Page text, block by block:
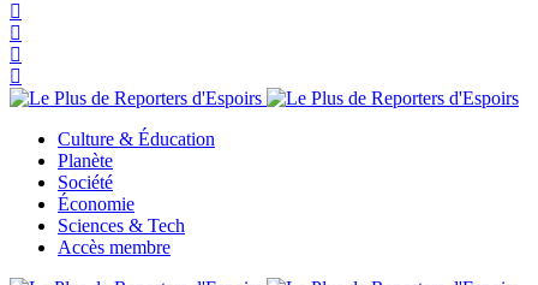
Culture & Éducation
Planète
Société
Économie
Sciences & Tech
Accès membre